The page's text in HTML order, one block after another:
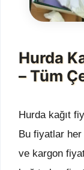
Hurda
– Tüm
Hurda kağıt
Bu fiyatlar
ve kargon